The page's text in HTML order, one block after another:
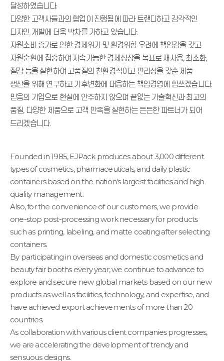
달성하였습니다.
다양한 고객사들과의 협업이 진행됨에 따라 트랜디하고 감각적인
디자인 개발에 더욱 박차를 가하고 있습니다.
자원소비 증가로 인한 경제위기 및 환경위험 우려에 책임감을 갖고
자원순환에 집중하여 지속가능한 경제성장을 목표로 재사용, 최소화,
절감 등을 실현하여 고품질의 친환경적이고 편리성을 갖춘 제품
생산을 위해 연구하고 기후변화에 대응하는 책임경영에 힘쓰겠습니다.
믿음의 기업으로 현실에 안주하지 않으며 끝없는 기술혁신과 최고의
품질, 다양한 제품으로 고객 만족을 실현하는 든든한 파트너가 되어
드리겠습니다.
Founded in 1985, EJPack produces about 3,000 different
types of cosmetics, pharmaceuticals, and daily plastic
containers based on the nation's largest facilities and high-
quality management.
Also, for the convenience of our customers, we provide
one-stop post-processing work necessary for products
such as printing, labeling, and matte coating after selecting
containers.
By participating in overseas and domestic cosmetics and
beauty fair booths every year, we continue to advance to
explore and secure new global markets based on our new
products as well as facilities, technology, and expertise, and
have achieved export achievements of more than 20
countries.
As collaboration with various client companies progresses,
we are accelerating the development of trendy and
sensuous designs.